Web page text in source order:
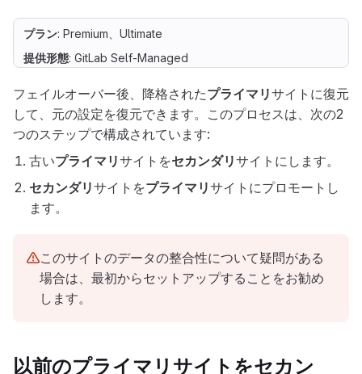
プラン: Premium、Ultimate
提供形態: GitLab Self-Managed
フェイルオーバー後、降格されたプライマリサイトに復元
して、元の設定を復元できます。このプロセスは、次の2
つのステップで構成されています:
古いプライマリサイトをセカンダリサイトにします。
セカンダリサイトをプライマリサイトにプロモートし
ます。
このサイトのデータの整合性について疑問がある
場合は、最初からセットアップすることをお勧め
します。
以前のプライマリ サイトをセカン